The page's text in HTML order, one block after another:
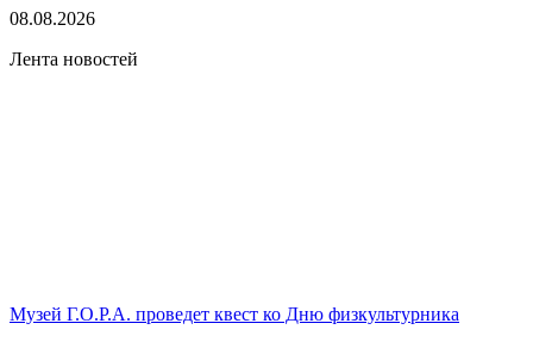
08.08.2026
Лента новостей
Музей Г.О.Р.А. проведет квест ко Дню физкультурника